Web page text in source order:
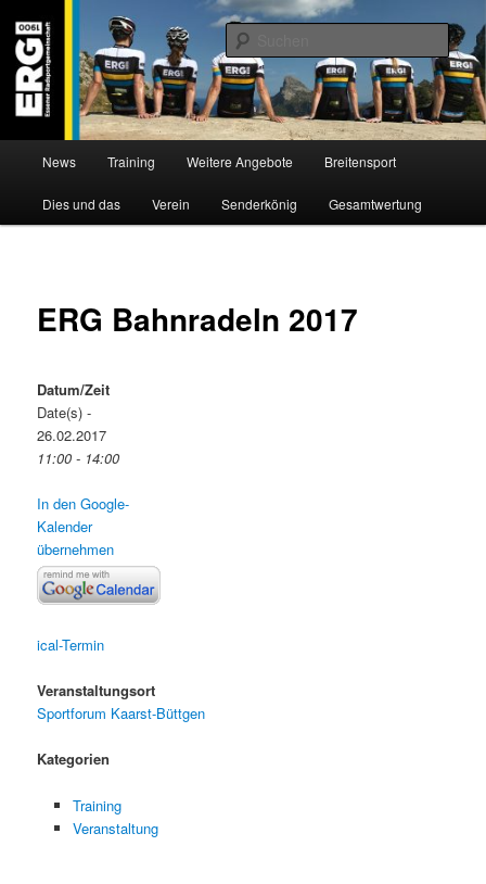
Inhalt
wechseln
ERG 1900 e.V
Willkommen bei der Essener Radsportgemeinschaft
News Training Weitere Angebote Breitensport
Dies und das Verein Senderkönig Gesamtwertung
ERG Bahnradeln 2017
Datum/Zeit
Date(s) -
26.02.2017
11:00 - 14:00
In den Google-
Kalender
übernehmen
ical-Termin
Veranstaltungsort
Sportforum Kaarst-Büttgen
Kategorien
Training
Veranstaltung